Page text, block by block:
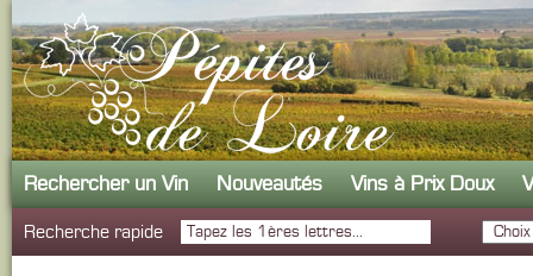
Rechercher un Vin Nouveautés Vins à Prix Doux
Recherche rapide